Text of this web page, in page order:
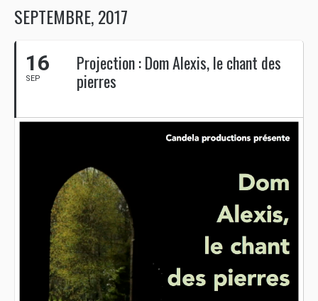
SEPTEMBRE, 2017
16
SEP
Projection : Dom Alexis, le chant des
pierres